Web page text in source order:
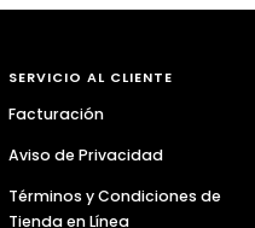
a a
SERVICIO AL CLIENTE
Facturación
Aviso de Privacidad
Términos y Condiciones de
Tienda en Línea